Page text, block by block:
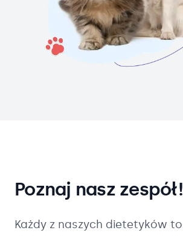
Poznaj nasz zespół!
Każdy z naszych dietetyków to